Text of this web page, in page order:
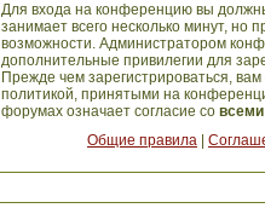
Для входа на конференцию вы
занимает всего несколько минут, но
возможности. Администратором
дополнительные привилегии для
Прежде чем зарегистрироваться,
политикой, принятыми на
форумах означает согласие со всеми
Общие правила